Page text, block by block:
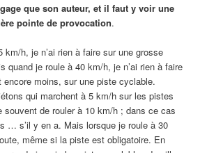
que son auteur, et il faut y voir une
pointe de provocation.
km/h, je n’ai rien à faire sur une grosse
quand je roule à 40 km/h, je n’ai rien à faire
encore moins, sur une piste cyclable.
qui marchent à 5 km/h sur les pistes
souvent de rouler à 10 km/h ; dans ce cas
… s’il y en a. Mais lorsque je roule à 30
même si la piste est obligatoire. En